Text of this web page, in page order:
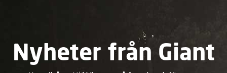
Nyheter från Giant